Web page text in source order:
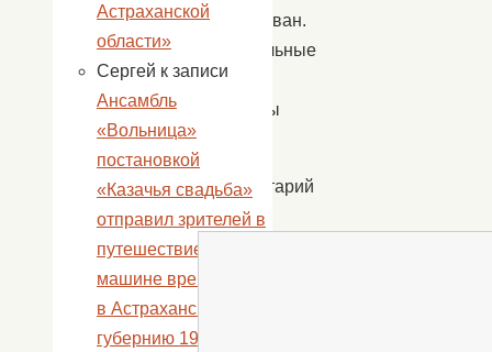
опубликован.
Обязательные
поля
помечены
Комментарий
*
Астраханской
области»
Сергей к записи
Ансамбль
«Вольница»
постановкой
«Казачья свадьба»
отправил зрителей в
путешествие на
машине времени —
в Астраханскую
губернию 19-го века!